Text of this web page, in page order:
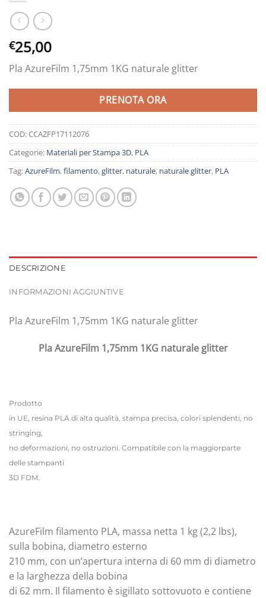
€25,00
Pla AzureFilm 1,75mm 1KG naturale glitter
PRENOTA ORA
COD:CCAZFP17112076
Categorie: Materiali per Stampa 3D, PLA
Tag:AzureFilm,filamento,glitter, naturale, naturale glitter, PLA
DESCRIZIONE
INFORMAZIONI AGGIUNTIVE
Pla AzureFilm 1,75mm 1KG naturale glitter
Pla AzureFilm 1,75mm 1KG naturale glitter
Prodotto
in UE, resina PLA di alta qualità, stampa precisa, colori splendenti, no
stringing,
no deformazioni, no ostruzioni. Compatibile con la maggiorparte
delle stampanti
3D FDM.
AzureFilm filamento PLA, massa netta 1 kg (2,2 lbs),
sulla bobina, diametro esterno
210 mm, con un’apertura interna di 60 mm di diametro
e la larghezza della bobina
di 62 mm. Il filamento è sigillato sottovuoto e contiene